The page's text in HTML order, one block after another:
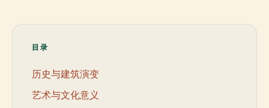
目录
历史与建筑演变
艺术与文化意义